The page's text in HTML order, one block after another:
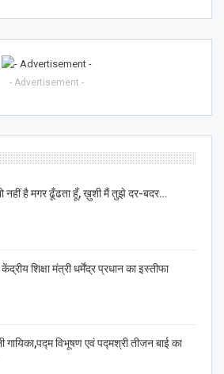
- Advertisement -
नहीं है मगर ढूँढता हूँ, ख़ुशी मैं तुझे दर-बदर…
शिक्षा मंत्री धर्मेंद्र प्रधान का इस्तीफा
गायिका,पद्म विभूषण एवं पद्मश्री तीजन बाई का